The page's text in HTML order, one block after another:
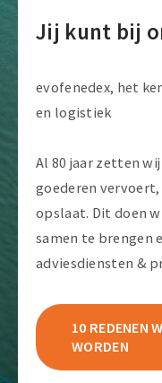
Jij kunt bij
evofenedex, het
en logistiek
Al 80 jaar zetten
goederen
opslaat. Dit doen
samen te brengen
adviesdiensten &
10 REDENEN
WORDEN